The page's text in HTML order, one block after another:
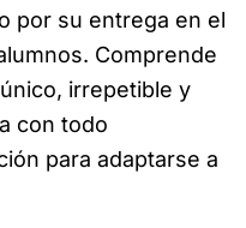
por su entrega en el
Comprende
irrepetible y
con todo
para adaptarse a